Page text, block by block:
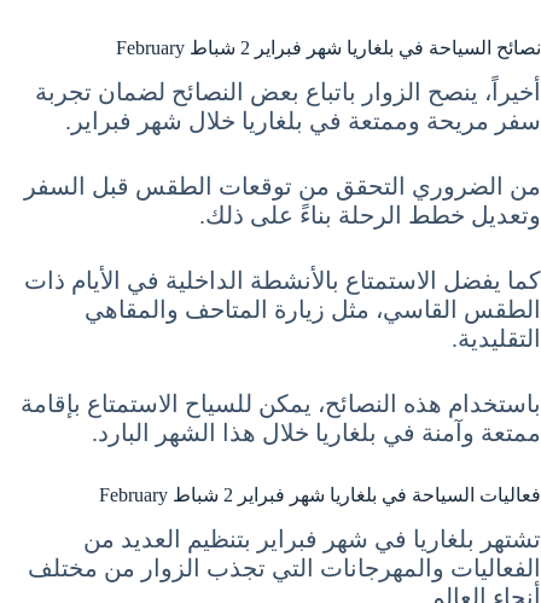
نصائح السياحة في بلغاريا شهر فبراير 2 شباط February
أخيراً، ينصح الزوار باتباع بعض النصائح لضمان تجربة
سفر مريحة وممتعة في بلغاريا خلال شهر فبراير.
من الضروري التحقق من توقعات الطقس قبل السفر
وتعديل خطط الرحلة بناءً على ذلك.
كما يفضل الاستمتاع بالأنشطة الداخلية في الأيام ذات
الطقس القاسي، مثل زيارة المتاحف والمقاهي
التقليدية.
باستخدام هذه النصائح، يمكن للسياح الاستمتاع بإقامة
ممتعة وآمنة في بلغاريا خلال هذا الشهر البارد.
فعاليات السياحة في بلغاريا شهر فبراير 2 شباط February
تشتهر بلغاريا في شهر فبراير بتنظيم العديد من
الفعاليات والمهرجانات التي تجذب الزوار من مختلف
أنحاء العالم.